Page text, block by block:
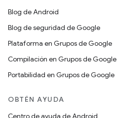
Blog de Android
Blog de seguridad de Google
Plataforma en Grupos de Google
Compilación en Grupos de Google
Portabilidad en Grupos de Google
OBTÉN AYUDA
Centro de ayuda de Android